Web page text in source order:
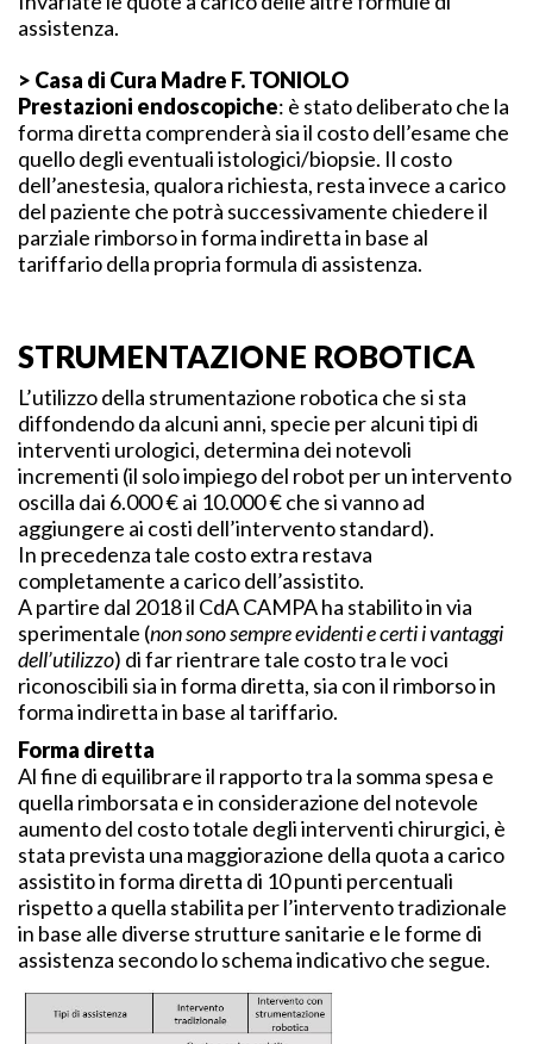
assistenza.
> Casa di Cura Madre F. TONIOLO
Prestazioni endoscopiche: è stato deliberato che la
forma diretta comprenderà sia il costo dell’esame che
quello degli eventuali istologici/biopsie. Il costo
dell’anestesia, qualora richiesta, resta invece a carico
del paziente che potrà successivamente chiedere il
parziale rimborso in forma indiretta in base al
tariffario della propria formula di assistenza.
STRUMENTAZIONE ROBOTICA
L’utilizzo della strumentazione robotica che si sta
diffondendo da alcuni anni, specie per alcuni tipi di
interventi urologici, determina dei notevoli
incrementi (il solo impiego del robot per un intervento
oscilla dai 6.000 € ai 10.000 € che si vanno ad
aggiungere ai costi dell’intervento standard).
In precedenza tale costo extra restava
completamente a carico dell’assistito.
A partire dal 2018 il CdA CAMPA ha stabilito in via
sperimentale (non sono sempre evidenti e certi i vantaggi
dell’utilizzo) di far rientrare tale costo tra le voci
riconoscibili sia in forma diretta, sia con il rimborso in
forma indiretta in base al tariffario.
Forma diretta
Al fine di equilibrare il rapporto tra la somma spesa e
quella rimborsata e in considerazione del notevole
aumento del costo totale degli interventi chirurgici, è
stata prevista una maggiorazione della quota a carico
assistito in forma diretta di 10 punti percentuali
rispetto a quella stabilita per l’intervento tradizionale
in base alle diverse strutture sanitarie e le forme di
assistenza secondo lo schema indicativo che segue.